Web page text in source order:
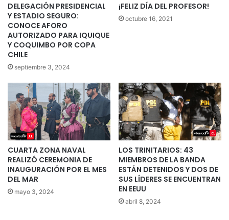
DELEGACIÓN PRESIDENCIAL
Y ESTADIO SEGURO:
CONOCE AFORO
AUTORIZADO PARA IQUIQUE
Y COQUIMBO POR COPA
CHILE
septiembre 3, 2024
¡FELIZ DÍA DEL PROFESOR!
octubre 16, 2021
CUARTA ZONA NAVAL
REALIZÓ CEREMONIA DE
INAUGURACIÓN POR EL MES
DEL MAR
mayo 3, 2024
LOS TRINITARIOS: 43
MIEMBROS DE LA BANDA
ESTÁN DETENIDOS Y DOS DE
SUS LÍDERES SE ENCUENTRAN
EN EEUU
abril 8, 2024